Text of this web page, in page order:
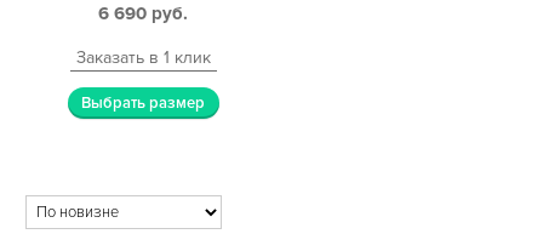
6 690 руб.
Заказать в 1 клик
Выбрать размер